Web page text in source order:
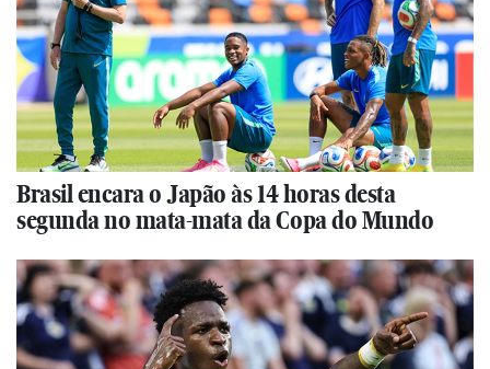
Brasil encara o Japão às 14 horas desta
segunda no mata-mata da Copa do Mundo